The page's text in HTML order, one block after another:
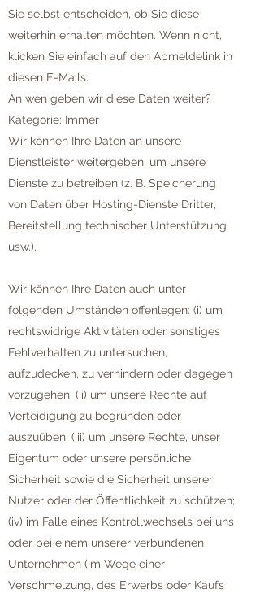
Sie selbst entscheiden, ob Sie diese
weiterhin erhalten möchten. Wenn nicht,
klicken Sie einfach auf den Abmeldelink in
diesen E-Mails.
An wen geben wir diese Daten weiter?
Kategorie: Immer
Wir können Ihre Daten an unsere
Dienstleister weitergeben, um unsere
Dienste zu betreiben (z. B. Speicherung
von Daten über Hosting-Dienste Dritter,
Bereitstellung technischer Unterstützung
usw.).
Wir können Ihre Daten auch unter
folgenden Umständen offenlegen: (i) um
rechtswidrige Aktivitäten oder sonstiges
Fehlverhalten zu untersuchen,
aufzudecken, zu verhindern oder dagegen
vorzugehen; (ii) um unsere Rechte auf
Verteidigung zu begründen oder
auszuüben; (iii) um unsere Rechte, unser
Eigentum oder unsere persönliche
Sicherheit sowie die Sicherheit unserer
Nutzer oder der Öffentlichkeit zu schützen;
(iv) im Falle eines Kontrollwechsels bei uns
oder bei einem unserer verbundenen
Unternehmen (im Wege einer
Verschmelzung, des Erwerbs oder Kaufs